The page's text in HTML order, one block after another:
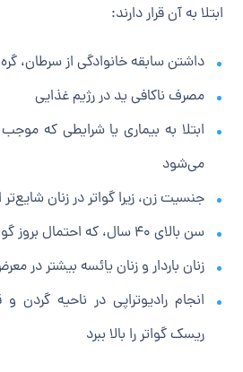
ابتلا به آن قرار دارند:
داشتن سابقه خانوادگی از سرطان،
مصرف ناکافی ید در رژیم غذایی
ابتلا به بیماری یا شرایطی که
می‌شود
جنسیت زن، زیرا گواتر در زنان
سن بالای ۴۰ سال، که احتمال بروز گواتر را افزایش می‌دهد
زنان باردار و زنان یائسه بیشتر در
انجام رادیوتراپی در ناحیه
ریسک گواتر را بالا ببرد